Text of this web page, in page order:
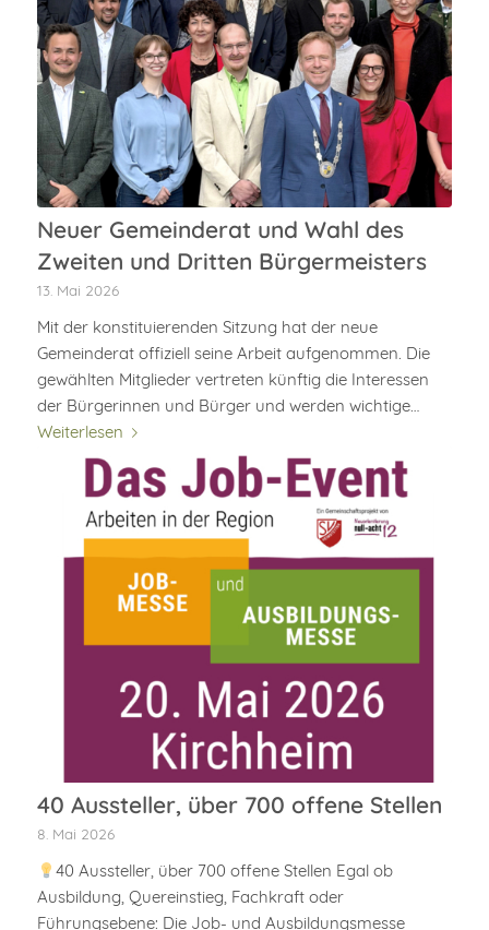
Neuer Gemeinderat und Wahl des
Zweiten und Dritten Bürgermeisters
13. Mai 2026
Mit der konstituierenden Sitzung hat der neue
Gemeinderat offiziell seine Arbeit aufgenommen. Die
gewählten Mitglieder vertreten künftig die Interessen
der Bürgerinnen und Bürger und werden wichtige…
Weiterlesen
40 Aussteller, über 700 offene Stellen
8. Mai 2026
40 Aussteller, über 700 offene Stellen Egal ob
Ausbildung, Quereinstieg, Fachkraft oder
Führungsebene: Die Job- und Ausbildungsmesse